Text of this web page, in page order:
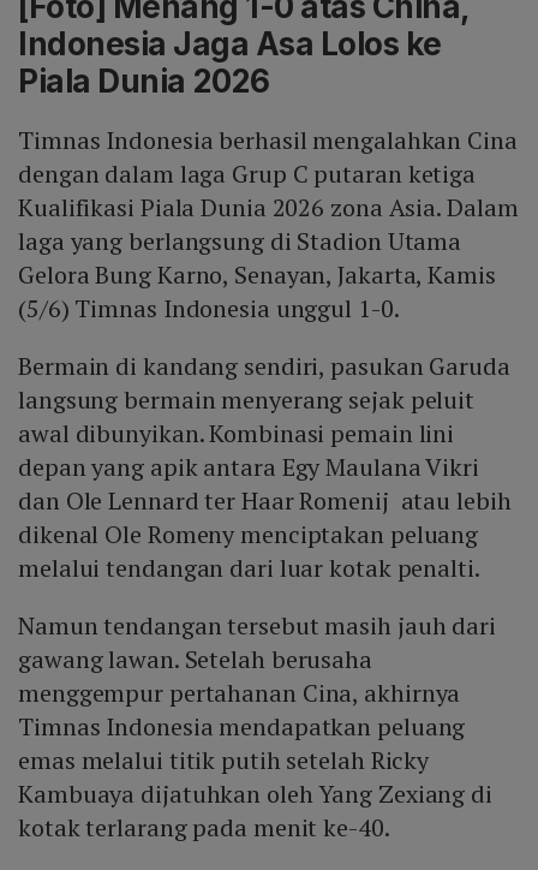
Indonesia Jaga Asa Lolos ke
Piala Dunia 2026
Timnas Indonesia berhasil mengalahkan Cina
dengan dalam laga Grup C putaran ketiga
Kualifikasi Piala Dunia 2026 zona Asia. Dalam
laga yang berlangsung di Stadion Utama
Gelora Bung Karno, Senayan, Jakarta, Kamis
(5/6) Timnas Indonesia unggul 1-0.
Bermain di kandang sendiri, pasukan Garuda
langsung bermain menyerang sejak peluit
awal dibunyikan. Kombinasi pemain lini
depan yang apik antara Egy Maulana Vikri
dan Ole Lennard ter Haar Romenij atau lebih
dikenal Ole Romeny menciptakan peluang
melalui tendangan dari luar kotak penalti.
Namun tendangan tersebut masih jauh dari
gawang lawan. Setelah berusaha
menggempur pertahanan Cina, akhirnya
Timnas Indonesia mendapatkan peluang
emas melalui titik putih setelah Ricky
Kambuaya dijatuhkan oleh Yang Zexiang di
kotak terlarang pada menit ke-40.